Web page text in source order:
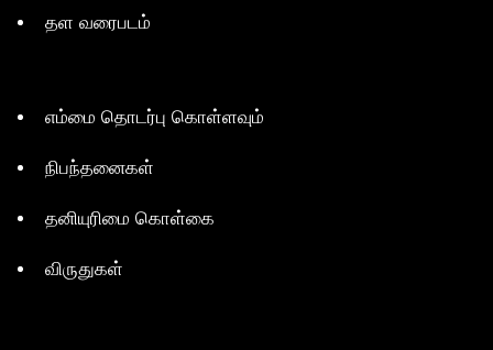
தள வரைபடம்
எம்மை தொடர்பு கொள்ளவும்
நிபந்தனைகள்
தனியுரிமை கொள்கை
விருதுகள்